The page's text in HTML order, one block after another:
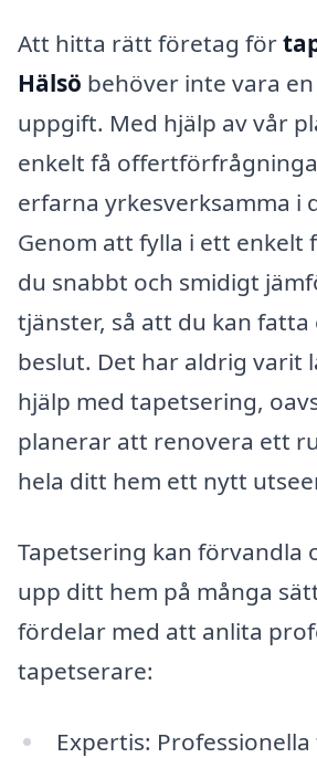
Att hitta rätt företag för
Hälsö behöver inte vara
uppgift. Med hjälp av vår
enkelt få
erfarna yrkesverksamma i
Genom att fylla i ett enkelt
du snabbt och smidigt
tjänster, så att du kan
beslut. Det har aldrig varit
hjälp med tapetsering,
planerar att renovera ett
hela ditt hem ett nytt
Tapetsering kan förvandla
upp ditt hem på många
fördelar med att anlita
tapetserare:
Expertis: